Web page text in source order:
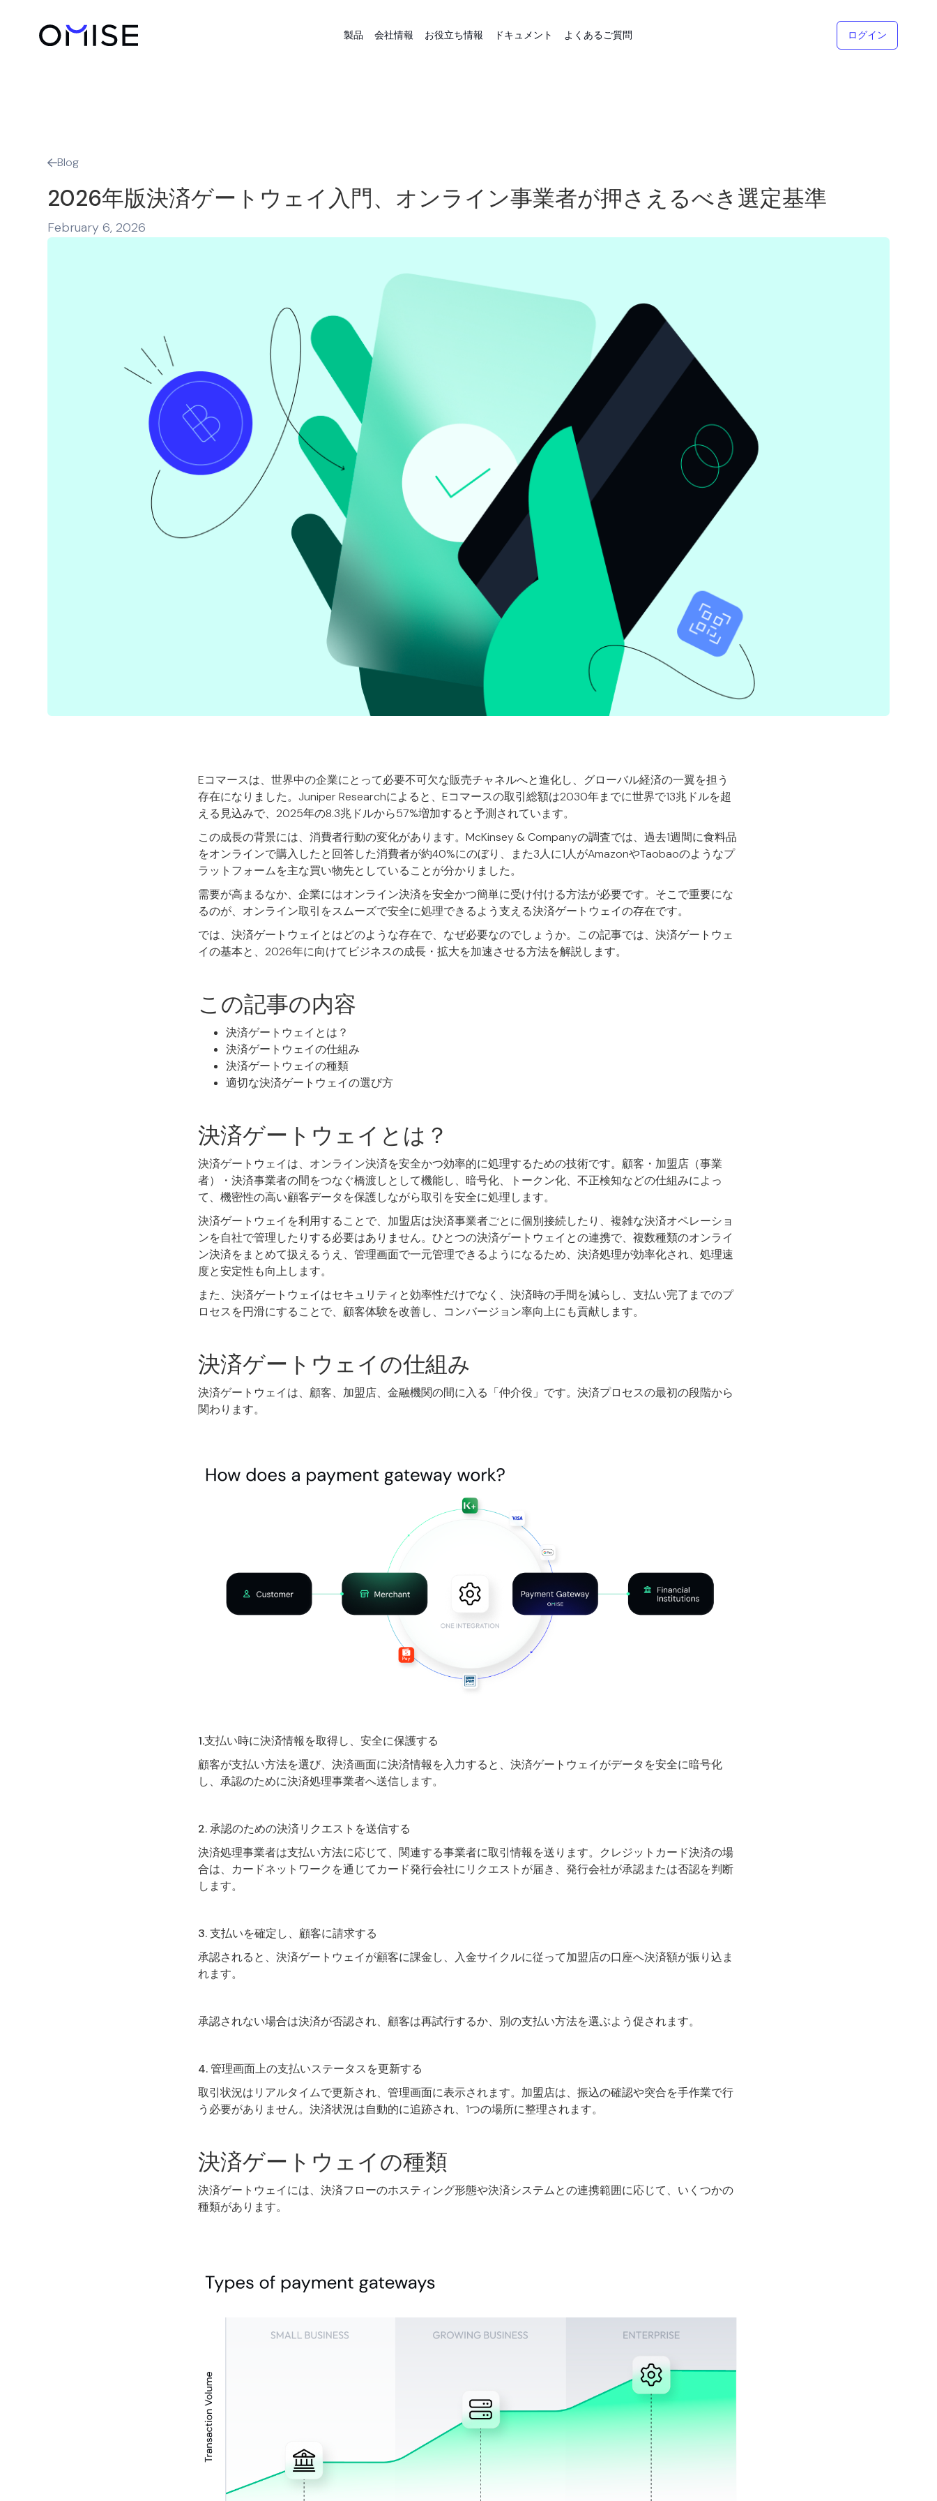
製品 会社情報 お役立ち情報 ドキュメント よくあるご質問 ログイン
Blog
2026年版決済ゲートウェイ入門、オンライン事業者が押さえるべき選定基準
February 6, 2026
Eコマースは、世界中の企業にとって必要不可欠な販売チャネルへと進化し、グローバル経済の一翼を担う
存在になりました。Juniper Researchによると、Eコマースの取引総額は2030年までに世界で13兆ドルを超
える見込みで、2025年の8.3兆ドルから57%増加すると予測されています。
この成長の背景には、消費者行動の変化があります。McKinsey & Companyの調査では、過去1週間に食料品
をオンラインで購入したと回答した消費者が約40%にのぼり、また3人に1人がAmazonやTaobaoのようなプ
ラットフォームを主な買い物先としていることが分かりました。
需要が高まるなか、企業にはオンライン決済を安全かつ簡単に受け付ける方法が必要です。そこで重要にな
るのが、オンライン取引をスムーズで安全に処理できるよう支える決済ゲートウェイの存在です。
では、決済ゲートウェイとはどのような存在で、なぜ必要なのでしょうか。この記事では、決済ゲートウェ
イの基本と、2026年に向けてビジネスの成長・拡大を加速させる方法を解説します。
この記事の内容
決済ゲートウェイとは？
決済ゲートウェイの仕組み
決済ゲートウェイの種類
適切な決済ゲートウェイの選び方
決済ゲートウェイとは？
決済ゲートウェイは、 オンライン決済を安全かつ効率的に処理するための技術です。顧客・加盟店（事業
者）・決済事業者の間をつなぐ橋渡しとして機能し、暗号化、トークン化、不正検知などの仕組みによっ
て、機密性の高い顧客データを保護しながら取引を安全に処理します。
決済ゲートウェイを利用することで、加盟店は決済事業者ごとに個別接続したり、複雑な決済オペレーショ
ンを自社で管理したりする必要はありません。ひとつの決済ゲートウェイとの連携で、複数種類のオンライ
ン決済をまとめて扱えるうえ、管理画面で一元管理できるようになるため、決済処理が効率化され、処理速
度と安定性も向上します。
また、決済ゲートウェイはセキュリティと効率性だけでなく、決済時の手間を減らし、支払い完了までのプ
ロセスを円滑にすることで、顧客体験を改善し、コンバージョン率向上にも貢献します。
決済ゲートウェイの仕組み
決済ゲートウェイは、顧客、加盟店、金融機関の間に入る「仲介役」です。決済プロセスの最初の段階から
関わります。
1.支払い時に決済情報を取得し、安全に保護する
顧客が支払い方法を選び、決済画面に決済情報を入力すると、決済ゲートウェイがデータを安全に暗号化
し、承認のために決済処理事業者へ送信します。
2. 承認のための決済リクエストを送信する
決済処理事業者は支払い方法に応じて、関連する事業者に取引情報を送ります。クレジットカード決済の場
合は、カードネットワークを通じてカード発行会社にリクエストが届き、発行会社が承認または否認を判断
します。
3. 支払いを確定し、顧客に請求する
承認されると、決済ゲートウェイが顧客に課金し、入金サイクルに従って加盟店の口座へ決済額が振り込ま
れます。
承認されない場合は決済が否認され、顧客は再試行するか、別の支払い方法を選ぶよう促されます。
4. 管理画面上の支払いステータスを更新する
取引状況はリアルタイムで更新され、管理画面に表示されます。加盟店は、振込の確認や突合を手作業で行
う必要がありません。決済状況は自動的に追跡され、1つの場所に整理されます。
決済ゲートウェイの種類
決済ゲートウェイには、決済フローのホスティング形態や決済システムとの連携範囲に応じて、いくつかの
種類があります。